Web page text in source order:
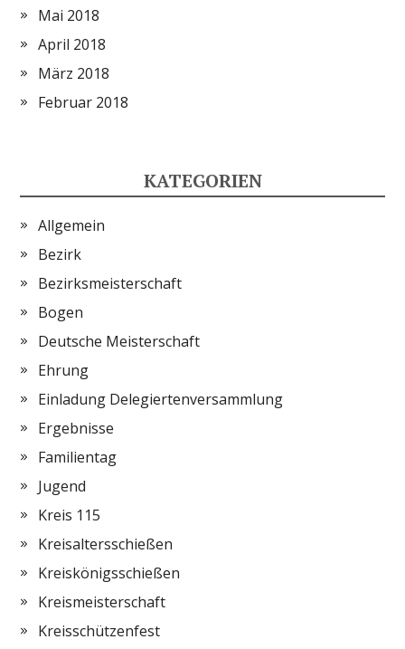
Mai 2018
April 2018
März 2018
Februar 2018
KATEGORIEN
Allgemein
Bezirk
Bezirksmeisterschaft
Bogen
Deutsche Meisterschaft
Ehrung
Einladung Delegiertenversammlung
Ergebnisse
Familientag
Jugend
Kreis 115
Kreisaltersschießen
Kreiskönigsschießen
Kreismeisterschaft
Kreisschützenfest